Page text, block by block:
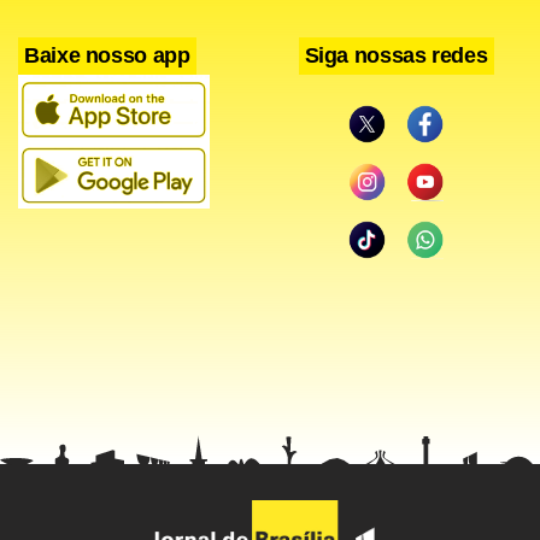
Lichtenstein no grupo F, enquanto, na chave E, a Croácia
Baixe nosso app Siga nossas redes